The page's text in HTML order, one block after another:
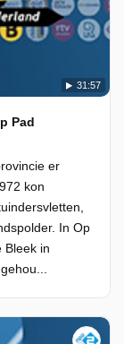
31:57
Pad
er
kon
In Op
Bleek in